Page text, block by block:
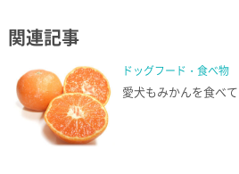
関連記事
ドッグフード・食べ物
愛犬もみかんを食べ